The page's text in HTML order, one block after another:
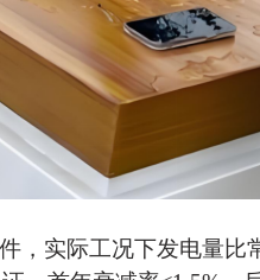
，实际工况下发电量比